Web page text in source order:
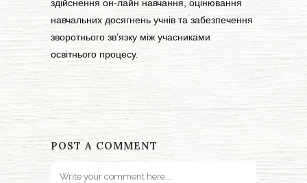
здійснення он-лайн навчання, оцінювання
навчальних досягнень учнів та забезпечення
зворотнього зв’язку між учасниками
освітнього процесу.
POST A COMMENT